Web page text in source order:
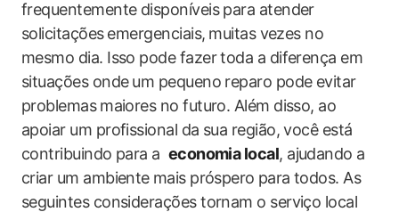
frequentemente disponíveis para atender
solicitações ⁢emergenciais, ⁣muitas vezes no
mesmo dia. Isso pode fazer toda a diferença em
situações onde ⁣um pequeno reparo pode evitar
problemas ⁢maiores no futuro. Além disso, ao
apoiar‌ um profissional da ​sua região, você está
contribuindo‍ para a ​ economia local,​ ajudando ⁣a
criar um ambiente ⁤mais próspero ⁢para todos. As
‌seguintes considerações tornam o serviço local​